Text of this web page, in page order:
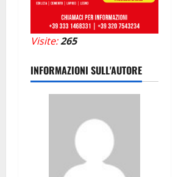
Visite:265
INFORMAZIONI SULL'AUTORE